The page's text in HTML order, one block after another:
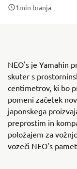
1min branja
NEO's je Yamahin
skuter s
centimetrov, ki bo
pomeni začetek
japonskega
preprostim in
položajem za
vozeči NEO's